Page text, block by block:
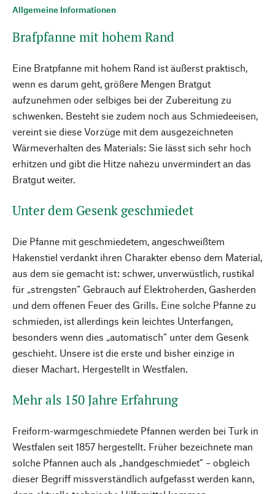
Allgemeine Informationen
Brafpfanne mit hohem Rand
Eine Bratpfanne mit hohem Rand ist äußerst praktisch,
wenn es darum geht, größere Mengen Bratgut
aufzunehmen oder selbiges bei der Zubereitung zu
schwenken. Besteht sie zudem noch aus Schmiedeeisen,
vereint sie diese Vorzüge mit dem ausgezeichneten
Wärmeverhalten des Materials: Sie lässt sich sehr hoch
erhitzen und gibt die Hitze nahezu unvermindert an das
Bratgut weiter.
Unter dem Gesenk geschmiedet
Die Pfanne mit geschmiedetem, angeschweißtem
Hakenstiel verdankt ihren Charakter ebenso dem Material,
aus dem sie gemacht ist: schwer, unverwüstlich, rustikal
für „strengsten“ Gebrauch auf Elektroherden, Gasherden
und dem offenen Feuer des Grills. Eine solche Pfanne zu
schmieden, ist allerdings kein leichtes Unterfangen,
besonders wenn dies „automatisch“ unter dem Gesenk
geschieht. Unsere ist die erste und bisher einzige in
dieser Machart. Hergestellt in Westfalen.
Mehr als 150 Jahre Erfahrung
Freiform-warmgeschmiedete Pfannen werden bei Turk in
Westfalen seit 1857 hergestellt. Früher bezeichnete man
solche Pfannen auch als „handgeschmiedet“ – obgleich
dieser Begriff missverständlich aufgefasst werden kann,